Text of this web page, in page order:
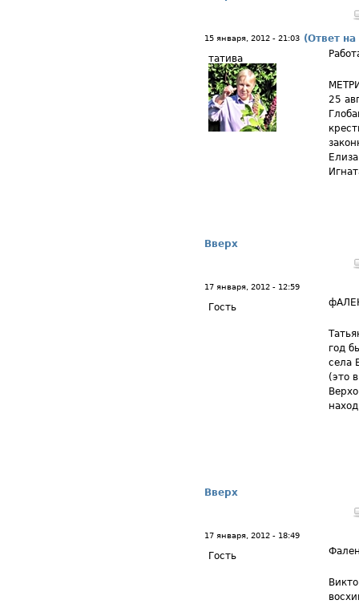
15 января, 2012 - 21:03 (Ответ
татива
25
Вверх
17 января, 2012 - 12:59
Гость
год
села
(это
Вверх
17 января, 2012 - 18:49
Гость